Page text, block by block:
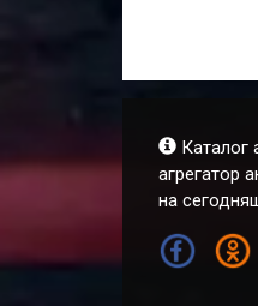
Каталог
агрегатор
на
FB OK